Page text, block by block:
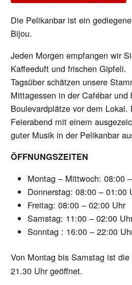
Die Pelikanbar ist ein
Bijou.
Jeden Morgen empfangen wir
Kaffeeduft und frischen Gipfeli.
Tagsüber schätzen unsere
Mittagessen in der Cafébar
Boulevardplätze vor dem Lokal.
Feierabend mit einem
guter Musik in der Pelikanbar
ÖFFNUNGSZEITEN
Montag – Mittwoch: 08:00
Donnerstag: 08:00 – 01:00
Freitag: 08:00 – 02:00 Uhr
Samstag: 11:00 – 02:00
Sonntag : 16:00 – 22:00
Von Montag bis Samstag ist die
21.30 Uhr geöffnet.